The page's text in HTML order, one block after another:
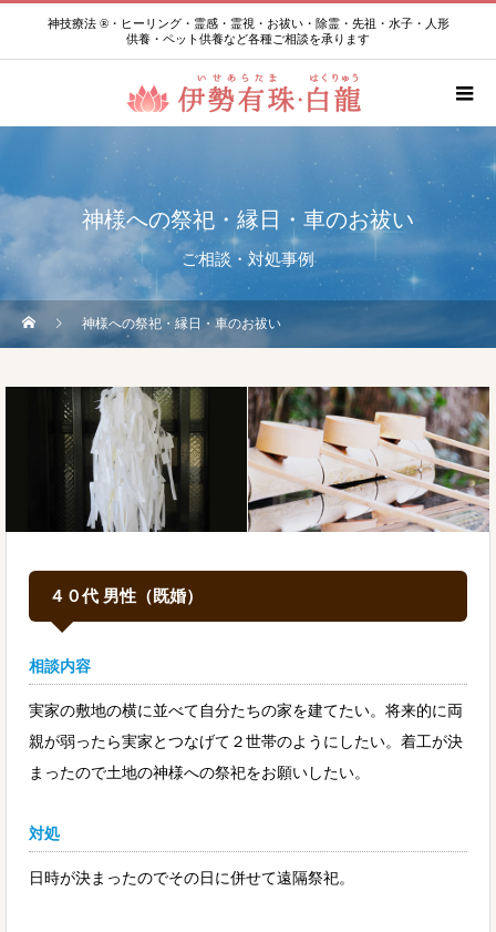
神技療法 ®・ヒーリング・霊感・霊視・お祓い・除霊・先祖・水子・人形
供養・ペット供養など各種ご相談を承ります
神様への祭祀・縁日・車のお祓い
ご相談・対処事例
神様への祭祀・縁日・車のお祓い
４０代 男性（既婚）
相談内容
実家の敷地の横に並べて自分たちの家を建てたい。将来的に両
親が弱ったら実家とつなげて２世帯のようにしたい。着工が決
まったので土地の神様への祭祀をお願いしたい。
対処
日時が決まったのでその日に併せて遠隔祭祀。